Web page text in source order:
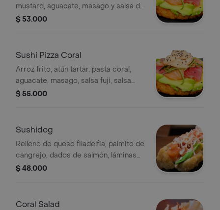
mustard, aguacate, masago y salsa de
anguila.
$ 53.000
Sushi Pizza Coral
Arroz frito, atún tartar, pasta coral,
aguacate, masago, salsa fuji, salsa
dinamita y palmito kani frito.
$ 55.000
Sushidog
Relleno de queso filadelfia, palmito de
cangrejo, dados de salmón, láminas
de aguacate, bañado en salsa fuji.
$ 48.000
Coral Salad